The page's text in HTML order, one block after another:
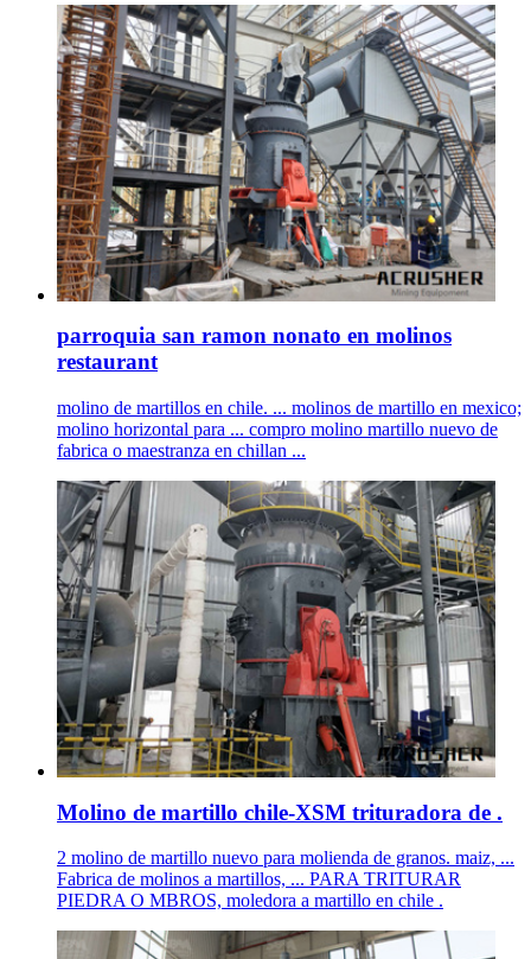
parroquia san ramon nonato en molinos
restaurant
molino de martillos en chile. ... molinos de martillo en mexico;
molino horizontal para ... compro molino martillo nuevo de
fabrica o maestranza en chillan ...
Molino de martillo chile-XSM trituradora de .
2 molino de martillo nuevo para molienda de granos. maiz, ...
Fabrica de molinos a martillos, ... PARA TRITURAR
PIEDRA O MBROS, moledora a martillo en chile .